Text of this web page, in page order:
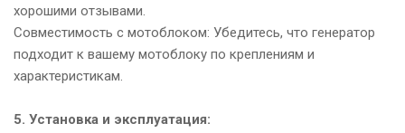
хорошими отзывами.
Совместимость с мотоблоком: Убедитесь, что генератор
подходит к вашему мотоблоку по креплениям и
характеристикам.
5. Установка и эксплуатация: